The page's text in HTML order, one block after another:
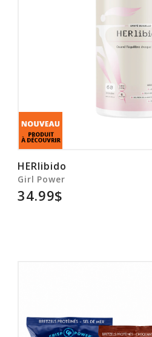
HERlibido
Girl Power
34.99$